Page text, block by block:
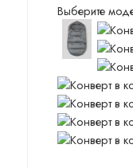
Выберите